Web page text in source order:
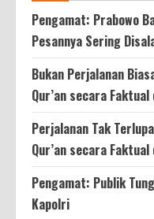
Pengamat: Prabowo
Pesannya Sering
Bukan Perjalanan
Qur’an secara
Perjalanan Tak
Qur’an secara Faktual
Pengamat: Publik
Kapolri